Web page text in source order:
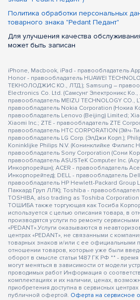
Политика обработки персональных
товарного знака "Pedant Педант"
Для улучшения качества
может быть записан
iPhone, Macbook, iPad - правообладатель
Honor - правообладатель HUAWEI
ТЕКНОЛОДЖИС КО., ЛТД.); Samsung –
Electronics Co. Ltd. (Самсунг Электроникс Ко.,
правообладатель MEIZU TECHNOLOGY CO.,
правообладатель Nokia Corporation (Нокиа
правообладатель Lenovo (Beijing) Limited;
Xiaomi Inc.; ZTE - правообладатель ZTE
правообладатель HTC CORPORATION
правообладатель LG Corp. (ЭлДжи Корп.);
Koninklijke Philips N.V. (Конинклийке Филипс
правообладатель Sony Corporation (Сони
правообладатель ASUSTeK Computer Inc.
Инкорпорейшн); ACER - правообладатель
Инкорпорейтед); DELL - правообладатель
правообладатель HP Hewlett-Packard Group
Паккард Груп ЛЛК); Toshiba -
TOSHIBA, also trading as Toshiba
ТОШИБА также торгующая как Тосиба
используется с целью описания товара, в
производятся услуги по ремонту
«PEDANT».Услуги оказываются в
центрах «PEDANT», не связанными с
товарных знаков и/или с ее официальными
отношении товаров, которые уже были
оборот в смысле статьи 1487 ГК РФ ** - время
могут меняться в зависимости от модели
проводимых работ Информация о
комплектациях и их наличии, ценах,
приобретения доступна в сервисных
публичной офертой. Оферта на сервисное